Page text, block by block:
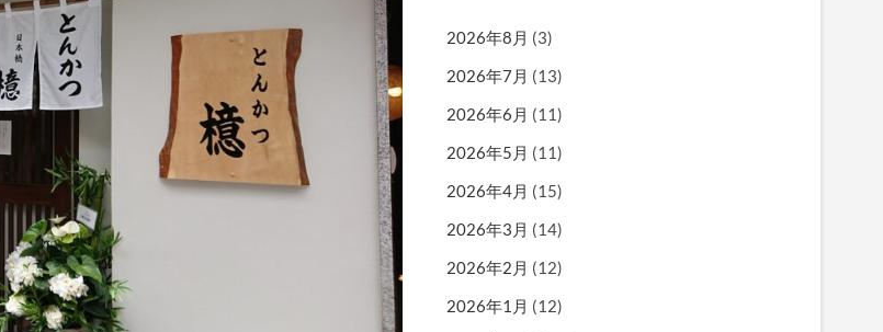
2026年8月 (3)
2026年7月 (13)
2026年6月 (11)
2026年5月 (11)
2026年4月 (15)
2026年3月 (14)
2026年2月 (12)
2026年1月 (12)